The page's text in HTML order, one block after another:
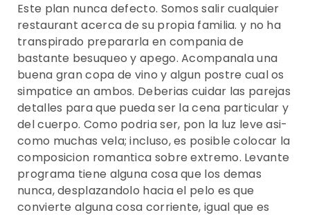
Este plan nunca defecto. Somos salir cualquier
restaurant acerca de su propia familia. y no ha
transpirado prepararla en compania de
bastante besuqueo y apego. Acompanala una
buena gran copa de vino y algun postre cual os
simpatice an ambos. Deberias cuidar las parejas
detalles para que pueda ser la cena particular y
del cuerpo. Como podri­a ser, pon la luz leve asi­
como muchas vela; incluso, es posible colocar la
composicion romantica sobre extremo. Levante
programa tiene alguna cosa que los demas
nunca, desplazandolo hacia el pelo es que
convierte alguna cosa corriente, igual que es